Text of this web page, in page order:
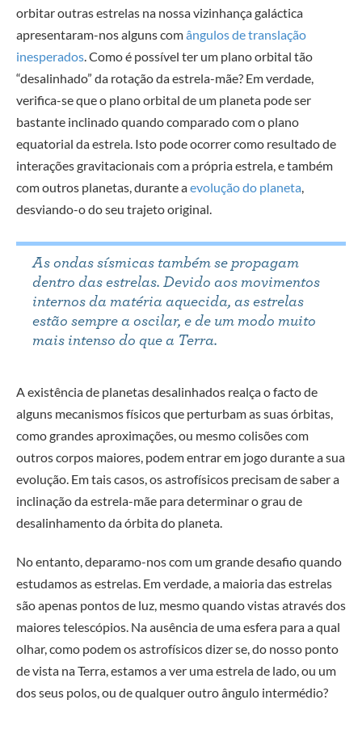
orbitar outras estrelas na nossa vizinhança galáctica
apresentaram-nos alguns comângulos de translação
inesperados. Como é possível ter um plano orbital tão
“desalinhado” da rotação da estrela-mãe? Em verdade,
verifica-se que o plano orbital de um planeta pode ser
bastante inclinado quando comparado com o plano
equatorial da estrela. Isto pode ocorrer como resultado de
interações gravitacionais com a própria estrela, e também
com outros planetas, durante aevolução do planeta,
desviando-o do seu trajeto original.
As ondas sísmicas também se propagam
dentro das estrelas. Devido aos movimentos
internos da matéria aquecida, as estrelas
estão sempre a oscilar, e de um modo muito
mais intenso do que a Terra.
A existência de planetas desalinhados realça o facto de
alguns mecanismos físicos que perturbam as suas órbitas,
como grandes aproximações, ou mesmo colisões com
outros corpos maiores, podem entrar em jogo durante a sua
evolução. Em tais casos, os astrofísicos precisam de saber a
inclinação da estrela-mãe para determinar o grau de
desalinhamento da órbita do planeta.
No entanto, deparamo-nos com um grande desafio quando
estudamos as estrelas. Em verdade, a maioria das estrelas
são apenas pontos de luz, mesmo quando vistas através dos
maiores telescópios. Na ausência de uma esfera para a qual
olhar, como podem os astrofísicos dizer se, do nosso ponto
de vista na Terra, estamos a ver uma estrela de lado, ou um
dos seus polos, ou de qualquer outro ângulo intermédio?